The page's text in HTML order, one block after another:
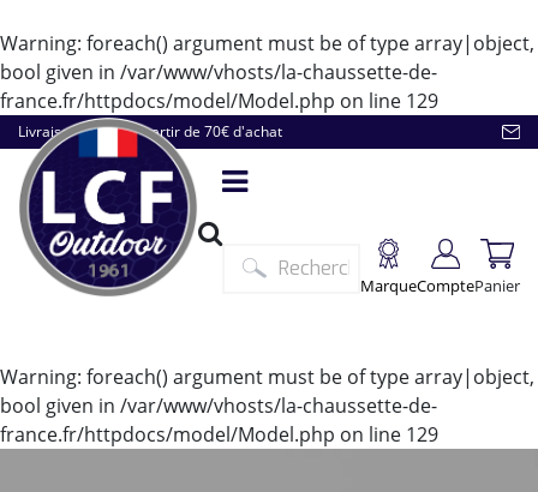
Warning: foreach() argument must be of type array|object,
bool given in /var/www/vhosts/la-chaussette-de-
france.fr/httpdocs/model/Model.php on line 129
Livraison offerte à partir de 70€ d'achat
MarqueComptePanier
Warning: foreach() argument must be of type array|object,
bool given in /var/www/vhosts/la-chaussette-de-
france.fr/httpdocs/model/Model.php on line 129